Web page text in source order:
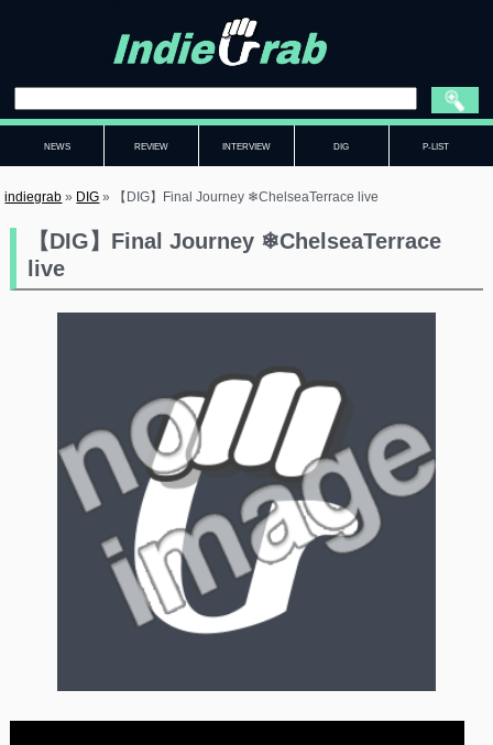
NEWS REVIEW INTERVIEW DIG P-LIST
indiegrab » DIG » 【DIG】Final Journey ❄ChelseaTerrace live
【DIG】Final Journey ❄ChelseaTerrace
live